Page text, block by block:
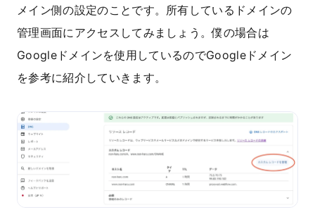
メイン側の設定のことです。所有しているドメインの
管理画面にアクセスしてみましょう。僕の場合は
Googleドメインを使用しているのでGoogleドメイン
を参考に紹介していきます。